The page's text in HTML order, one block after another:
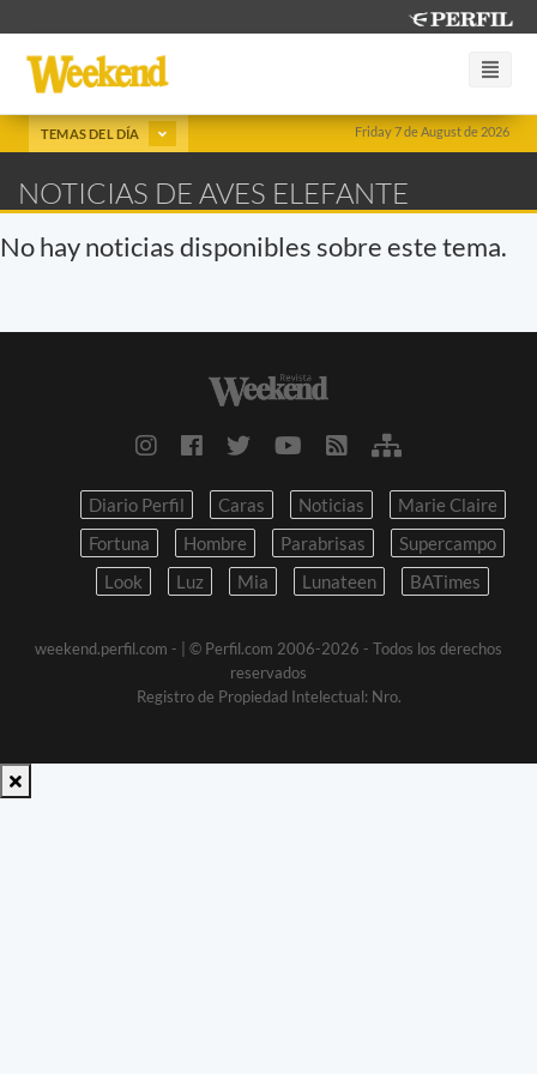
Friday 7 de August de 2026
TEMAS DEL DÍA
NOTICIAS DE AVES ELEFANTE
No hay noticias disponibles sobre este tema.
Diario Perfil Caras Noticias
Marie Claire
Fortuna
Hombre Parabrisas
Supercampo
Look
Luz Mia Lunateen BATimes
weekend.perfil.com -
| © Perfil.com 2006-2026 - Todos los derechos
reservados
Registro de Propiedad Intelectual: Nro.